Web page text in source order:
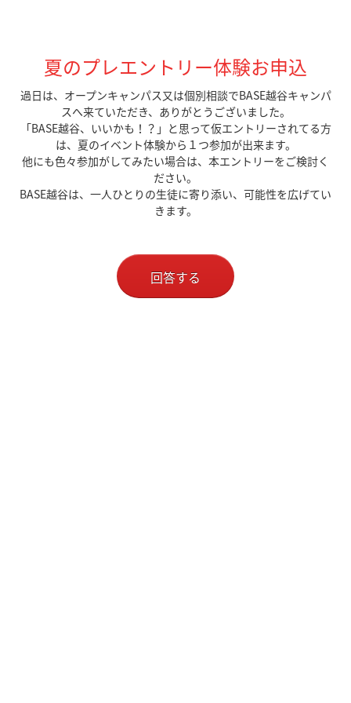
夏のプレエントリー体験お申込
過日は、オープンキャンパス又は個別相談でBASE越谷キャンパ
スへ来ていただき、ありがとうございました。
「BASE越谷、いいかも！？」と思って仮エントリーされてる方
は、夏のイベント体験から１つ参加が出来ます。
他にも色々参加がしてみたい場合は、本エントリーをご検討く
ださい。
BASE越谷は、一人ひとりの生徒に寄り添い、可能性を広げてい
きます。
回答する